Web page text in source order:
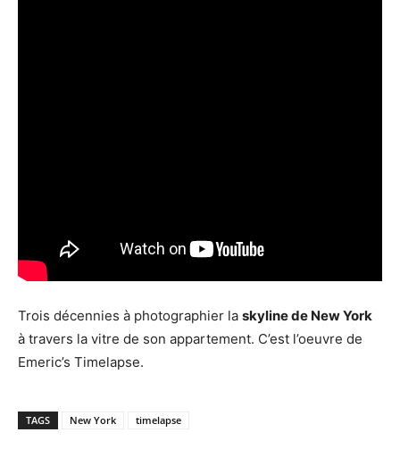
Trois décennies à photographier la skyline de New York
à travers la vitre de son appartement. C’est l’oeuvre de
Emeric’s Timelapse.
TAGS New York timelapse